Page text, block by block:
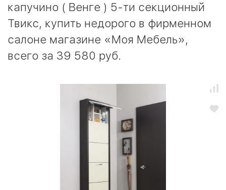
капучино ( Венге ) 5-ти секционный
Твикс, купить недорого в фирменном
салоне магазине «Моя Мебель»,
всего за 39 580 руб.